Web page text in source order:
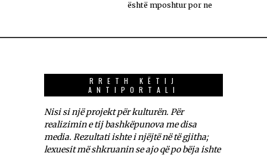
është mposhtur por ne
RRETH KËTIJ
ANTIPORTALI
Nisi si një projekt për kulturën. Për
realizimin e tij bashkëpunova me disa
media. Rezultati ishte i njëjtë në të gjitha;
lexuesit më shkruanin se ajo që po bëja ishte